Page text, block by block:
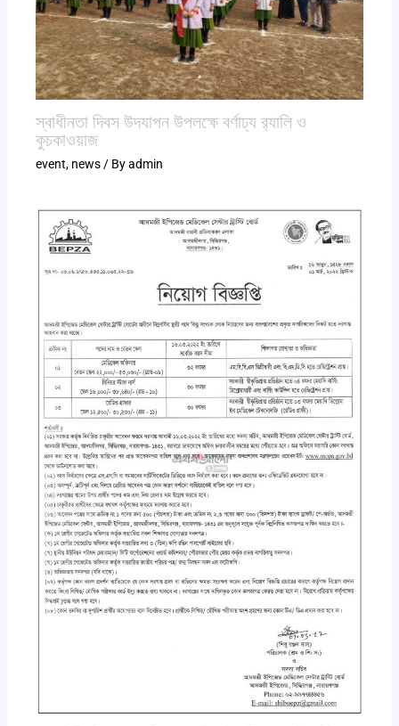
স্বাধীনতা দিবস উদযাপন উপলক্ষে বর্ণাঢ্য র‍্যালি ও
কুচকাওয়াজ
event, news / Byadmin